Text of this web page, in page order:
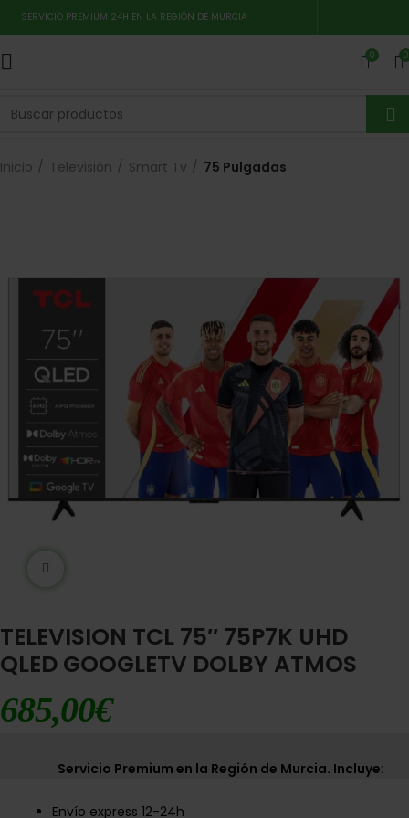
SERVICIO PREMIUM 24H EN LA REGIÓN DE MURCIA
0 0
Inicio Televisión Smart Tv 75 Pulgadas
TELEVISION TCL 75″ 75P7K UHD
QLED GOOGLETV DOLBY ATMOS
685,00€
Servicio Premium en la Región de Murcia. Incluye:
Envío express 12-24h